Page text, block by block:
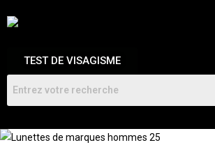
TEST DE VISAGISME